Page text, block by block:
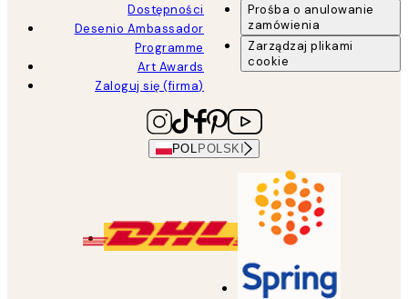
Dostępności
Desenio Ambassador
Programme
Art Awards
Zaloguj się (firma)
Prośba o anulowanie
zamówienia
Zarządzaj plikami
cookie
POL POLSKI